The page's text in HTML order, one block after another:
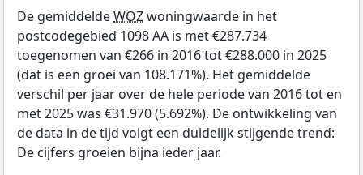
De gemiddeldeWOZwoningwaarde in het
postcodegebied 1098 AA is met €287.734
toegenomen van €266 in 2016 tot €288.000 in 2025
(dat is een groei van 108.171%). Het gemiddelde
verschil per jaar over de hele periode van 2016 tot en
met 2025 was €31.970 (5.692%). De ontwikkeling van
de data in de tijd volgt een duidelijk stijgende trend:
De cijfers groeien bijna ieder jaar.